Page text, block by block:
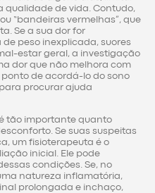
qualidade de vida. Contudo,
“bandeiras vermelhas”, que
Se a sua dor for
peso inexplicada, suores
estar geral, a investigação
dor que não melhora com
de acordá-lo do sono
procurar ajuda
tão importante quanto
Se suas suspeitas
um fisioterapeuta é o
inicial. Ele pode
condições. Se, no
natureza inflamatória,
prolongada e inchaço,